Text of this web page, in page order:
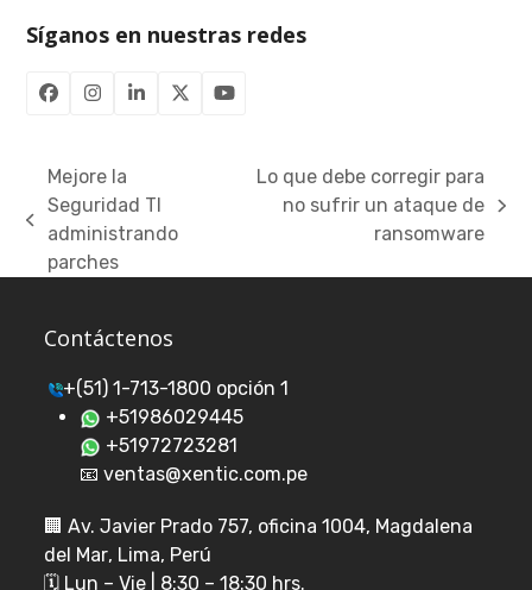
Síganos en nuestras redes
FacebookInstagram
LinkedInTwitterYouTube
previous
post:
Mejore la
Seguridad TI
administrando
parches
next
Lo que debe corregir para
no sufrir un ataque de
ransomware
Contáctenos
+(51) 1-713-1800 opción 1
+51986029445
+51972723281
📧 ventas@xentic.com.pe
🏢Av. Javier Prado 757, oficina 1004, Magdalena
del Mar, Lima, Perú
🗓️ Lun – Vie | 8:30 – 18:30 hrs.